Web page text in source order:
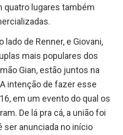
quatro lugares também
lado de Renner, e Giovani,
mais populares dos
Gian, estão juntos na
intenção de fazer esse
em um evento do qual os
De lá pra cá, a união foi
ser anunciada no início